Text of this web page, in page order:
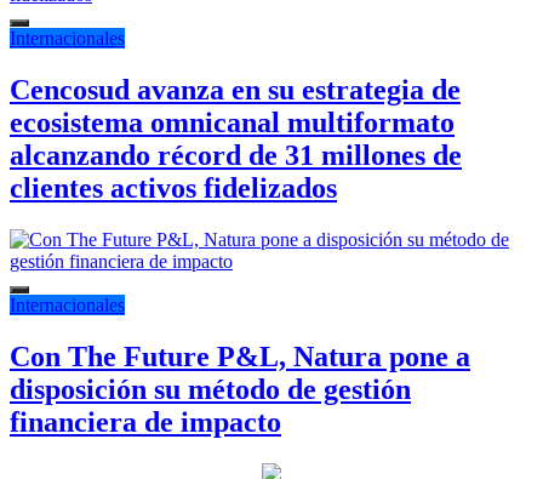
Internacionales
Cencosud avanza en su estrategia de
ecosistema omnicanal multiformato
alcanzando récord de 31 millones de
clientes activos fidelizados
Internacionales
Con The Future P&L, Natura pone a
disposición su método de gestión
financiera de impacto